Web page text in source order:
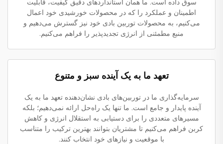
سوق داده است. ما همان استانداردهای دقیق کیفیت، قابلیت
اطمینان و عملکرد را که در محصولات خورشیدی خود اعمال
می‌کنیم، به محصولات توربین بادی خود نیز گسترش می‌دهیم و
منبع مطمئنی از انرژی تجدیدپذیر را فراهم می‌کنیم.
تعهد ما به یک آینده سبز و متنوع
سرمایه‌گذاری ما در توربین‌های بادی نشان‌دهنده تعهد ما به یک
آینده پایدار و جامع است. ما تنها یک راه‌حل ارائه نمی‌دهیم؛ بلکه
مسیرهای متعددی را برای دستیابی به استقلال انرژی و کاهش
کربن فراهم می‌کنیم تا مشتریان بتوانند بهترین ترکیب را متناسب
با موقعیت و نیازهای خود انتخاب کنند.